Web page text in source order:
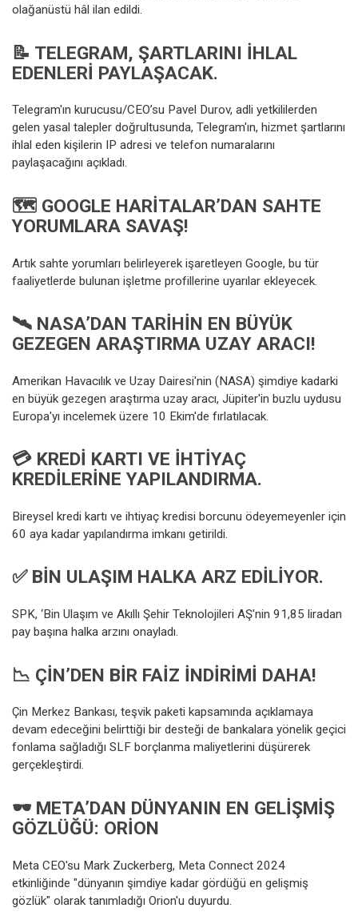
olağanüstü hâl ilan edildi.
📝 TELEGRAM, ŞARTLARINI IHLAL
EDENLERI PAYLAŞACAK.
Telegram'ın kurucusu/CEO’su Pavel Durov, adli yetkililerden
gelen yasal talepler doğrultusunda, Telegram'ın, hizmet şartlarını
ihlal eden kişilerin IP adresi ve telefon numaralarını
paylaşacağını açıkladı.
🗺 GOOGLE HARITALAR’DAN SAHTE
YORUMLARA SAVAŞ!
Artık sahte yorumları belirleyerek işaretleyen Google, bu tür
faaliyetlerde bulunan işletme profillerine uyarılar ekleyecek.
🛰 NASA’DAN TARIHIN EN BÜYÜK
GEZEGEN ARAŞTIRMA UZAY ARACI!
Amerikan Havacılık ve Uzay Dairesi'nin (NASA) şimdiye kadarki
en büyük gezegen araştırma uzay aracı, Jüpiter'in buzlu uydusu
Europa'yı incelemek üzere 10 Ekim'de fırlatılacak.
💳 KREDI KARTI VE IHTIYAÇ
KREDILERINE YAPILANDIRMA.
Bireysel kredi kartı ve ihtiyaç kredisi borcunu ödeyemeyenler için
60 aya kadar yapılandırma imkanı getirildi.
✅ BIN ULAŞIM HALKA ARZ EDILIYOR.
SPK, ‘Bin Ulaşım ve Akıllı Şehir Teknolojileri AŞ'nin 91,85 liradan
pay başına halka arzını onayladı.
📉 ÇIN’DEN BIR FAIZ INDIRIMI DAHA!
Çin Merkez Bankası, teşvik paketi kapsamında açıklamaya
devam edeceğini belirttiği bir desteği de bankalara yönelik geçici
fonlama sağladığı SLF borçlanma maliyetlerini düşürerek
gerçekleştirdi.
🕶 META’DAN DÜNYANIN EN GELIŞMIŞ
GÖZLÜĞÜ: ORION
Meta CEO'su Mark Zuckerberg, Meta Connect 2024
etkinliğinde "dünyanın şimdiye kadar gördüğü en gelişmiş
gözlük" olarak tanımladığı Orion'u duyurdu.